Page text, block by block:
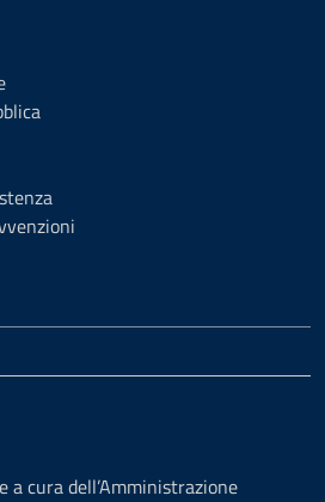
a cura dell’Amministrazione